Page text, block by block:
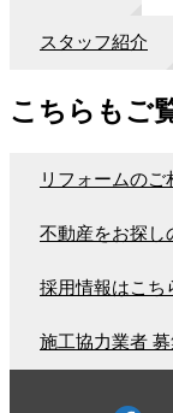
スタッフ紹介
こちらもご
リフォームのご
不動産をお探し
採用情報はこち
施工協力業者